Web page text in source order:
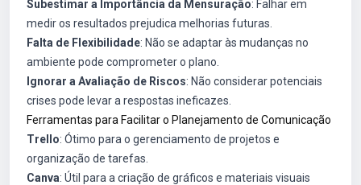
Subestimar a Importância da Mensuração: Falhar em
medir os resultados prejudica melhorias futuras.
Falta de Flexibilidade: Não se adaptar às mudanças no
ambiente pode comprometer o plano.
Ignorar a Avaliação de Riscos: Não considerar potenciais
crises pode levar a respostas ineficazes.
Ferramentas para Facilitar o Planejamento de Comunicação
Trello: Ótimo para o gerenciamento de projetos e
organização de tarefas.
Canva: Útil para a criação de gráficos e materiais visuais